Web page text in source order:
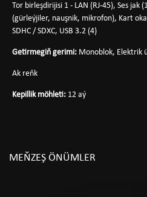
Tor birleşdirijisi 1 - LAN (RJ-45), Ses jak
(gürleýjiler, nauşnik, mikrofon), Kart
SDHC / SDXC, USB 3.2 (4)
Getirmegiň gerimi: Monoblok, Elektrik
Ak reňk
Kepillik möhleti: 12 aý
MEŇZEŞ ÖNÜMLER